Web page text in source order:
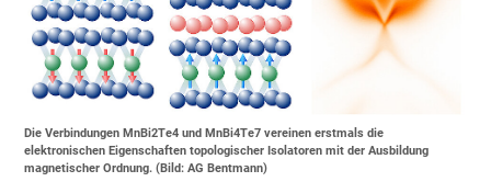
Die Verbindungen MnBi2Te4 und MnBi4Te7 vereinen erstmals die
elektronischen Eigenschaften topologischer Isolatoren mit der Ausbildung
magnetischer Ordnung. (Bild: AG Bentmann)